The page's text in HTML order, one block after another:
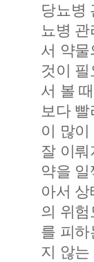
당뇨병
뇨병
서 약
것이
서 볼
보다
이 많
잘 이
약을
아서
의 위험
를 피
지 않는